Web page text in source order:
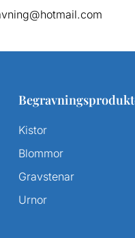
Kistor
Blommor
Gravstenar
Urnor